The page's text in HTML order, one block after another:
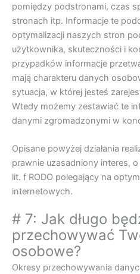
pomiędzy podstronami, czas
stronach itp. Informacje te
optymalizacji naszych stron
użytkownika, skuteczności i
przypadków informacje
mają charakteru danych
sytuacja, w której jesteś
Wtedy możemy zestawiać te
danymi zgromadzonymi w
Opisane powyżej działania
prawnie uzasadniony interes,
lit. f RODO polegający na
internetowych.
# 7: Jak długo
przechowywać
osobowe?
Okresy przechowywania